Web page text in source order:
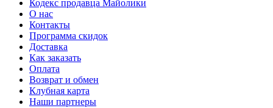
Кодекс продавца Майолики
О нас
Контакты
Программа скидок
Доставка
Как заказать
Оплата
Возврат и обмен
Клубная карта
Наши партнеры